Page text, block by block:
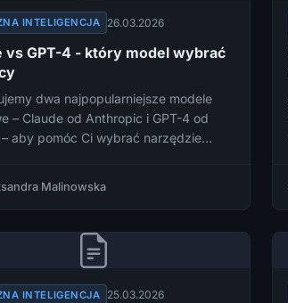
INTELIGENCJA 26.03.2026
vs GPT-4 - który model wybrać
dwa najpopularniejsze modele
– Claude od Anthropic i GPT-4 od
aby pomóc Ci wybrać narzędzie
Malinowska
INTELIGENCJA 25.03.2026